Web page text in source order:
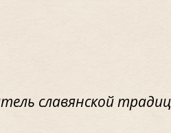
славянской